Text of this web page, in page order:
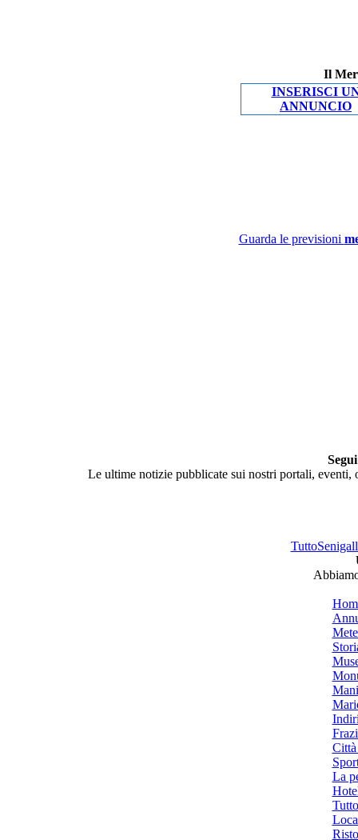
Il
INSERISCI
ANNUNCIO
Guarda le previsioni
Le ultime notizie pubblicate sui nostri portali,
Città
La